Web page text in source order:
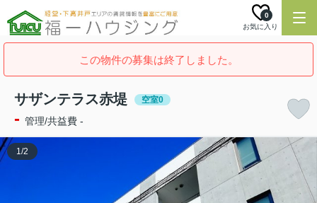
お気に入り
0
この物件の募集は終了しました。
サザンテラス赤堤 空室0
- 管理/共益費 -
1/2